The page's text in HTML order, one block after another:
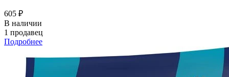
605 ₽
В наличии
1 продавец
Подробнее